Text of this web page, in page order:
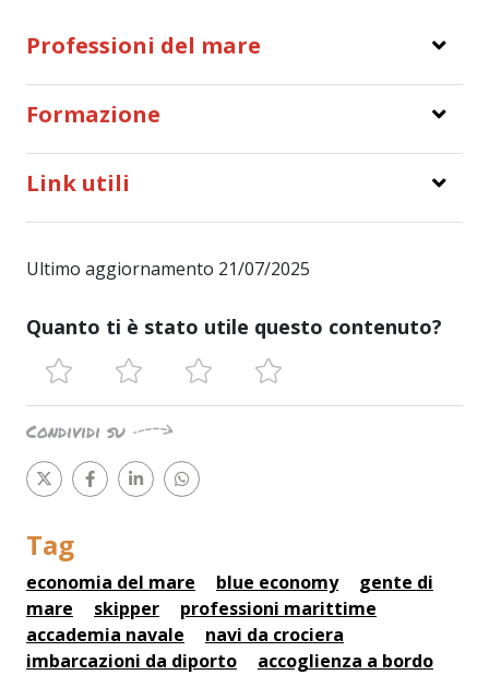
Professioni del mare
Formazione
Link utili
Ultimo aggiornamento 21/07/2025
Quanto ti è stato utile questo contenuto?
Condividi su
Tag
economia del mare blue economy
gente di
mare
skipper
professioni marittime
accademia navale
navi da crociera
imbarcazioni da diporto
accoglienza a bordo